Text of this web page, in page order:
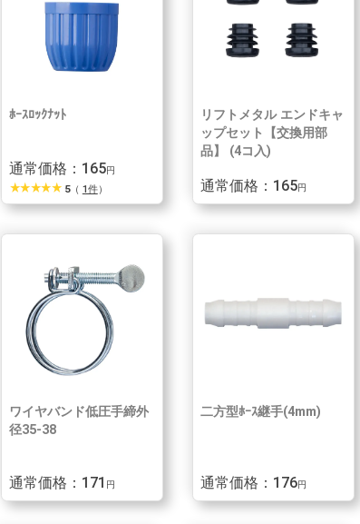
ﾎｰｽﾛｯｸﾅｯﾄ
通常価格：165円
star_ratestar_ratestar_ratestar_ratestar_rate 5（ 1件）
リフトメタル エンドキャ
ップセット【交換用部
品】 (4コ入)
通常価格：165円
ワイヤバンド低圧手締外
径35-38
通常価格：171 円
二方型ﾎｰｽ継手(4mm)
通常価格：176円